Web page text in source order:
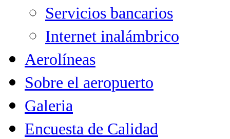
Servicios bancarios
Internet inalámbrico
Aerolíneas
Sobre el aeropuerto
Galeria
Encuesta de Calidad